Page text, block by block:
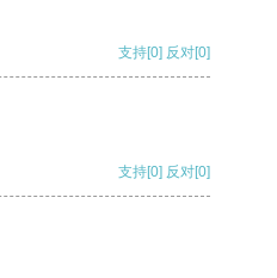
支持[0] 反对[0]
支持[0] 反对[0]